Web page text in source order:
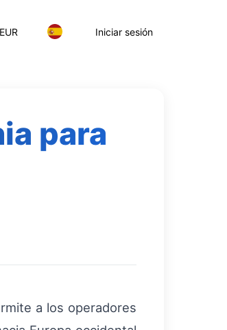
EUR Iniciar sesión
para
a los operadores